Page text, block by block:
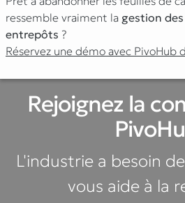
ressemble vraiment la gestion
entrepôts ?
Réservez une démo avec PivoHub
Rejoignez la
L'industrie a besoin
vous aide à la